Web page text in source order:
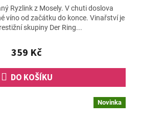
359 Kč
DO KOŠÍKU
Ryzlink z Mosely. V chuti doslova
víno od začátku do konce. Vinařství je
skupiny Der Ring...
Novinka